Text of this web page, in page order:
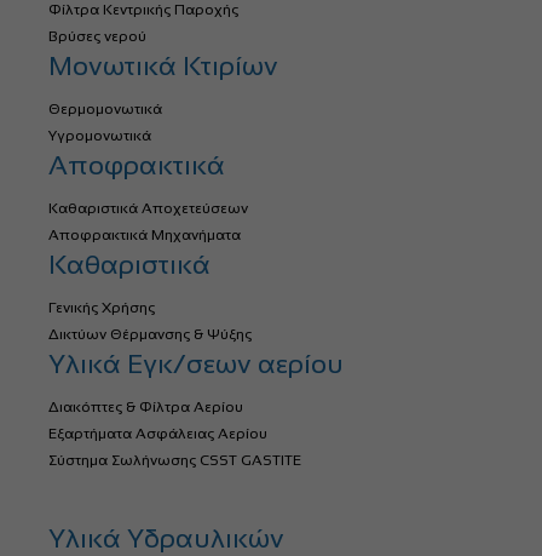
Φίλτρα Κεντρικής Παροχής
Βρύσες νερού
Μονωτικά Κτιρίων
Θερμομονωτικά
Υγρομονωτικά
Αποφρακτικά
Καθαριστικά Αποχετεύσεων
Αποφρακτικά Μηχανήματα
Καθαριστικά
Γενικής Χρήσης
Δικτύων Θέρμανσης & Ψύξης
Υλικά Εγκ/σεων αερίου
Διακόπτες & Φίλτρα Αερίου
Εξαρτήματα Ασφάλειας Αερίου
Σύστημα Σωλήνωσης CSST GASTITE
Υλικά Υδραυλικών